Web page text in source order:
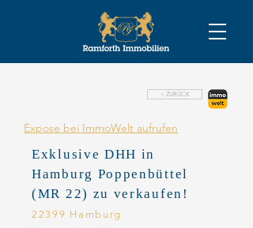
< ZURÜCK
Expose bei ImmoWelt aufrufen
Exklusive DHH in
Hamburg Poppenbüttel
(MR 22) zu verkaufen!
22399 Hamburg